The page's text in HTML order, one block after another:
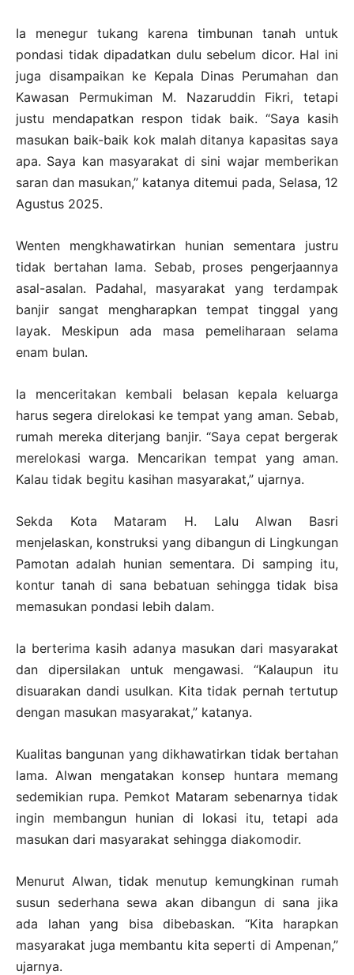
Ia menegur tukang karena timbunan tanah untuk
pondasi tidak dipadatkan dulu sebelum dicor. Hal ini
juga disampaikan ke Kepala Dinas Perumahan dan
Kawasan Permukiman M. Nazaruddin Fikri, tetapi
justu mendapatkan respon tidak baik. “Saya kasih
masukan baik-baik kok malah ditanya kapasitas saya
apa. Saya kan masyarakat di sini wajar memberikan
saran dan masukan,” katanya ditemui pada, Selasa, 12
Agustus 2025.
Wenten mengkhawatirkan hunian sementara justru
tidak bertahan lama. Sebab, proses pengerjaannya
asal-asalan. Padahal, masyarakat yang terdampak
banjir sangat mengharapkan tempat tinggal yang
layak. Meskipun ada masa pemeliharaan selama
enam bulan.
Ia menceritakan kembali belasan kepala keluarga
harus segera direlokasi ke tempat yang aman. Sebab,
rumah mereka diterjang banjir. “Saya cepat bergerak
merelokasi warga. Mencarikan tempat yang aman.
Kalau tidak begitu kasihan masyarakat,” ujarnya.
Sekda Kota Mataram H. Lalu Alwan Basri
menjelaskan, konstruksi yang dibangun di Lingkungan
Pamotan adalah hunian sementara. Di samping itu,
kontur tanah di sana bebatuan sehingga tidak bisa
memasukan pondasi lebih dalam.
Ia berterima kasih adanya masukan dari masyarakat
dan dipersilakan untuk mengawasi. “Kalaupun itu
disuarakan dandi usulkan. Kita tidak pernah tertutup
dengan masukan masyarakat,” katanya.
Kualitas bangunan yang dikhawatirkan tidak bertahan
lama. Alwan mengatakan konsep huntara memang
sedemikian rupa. Pemkot Mataram sebenarnya tidak
ingin membangun hunian di lokasi itu, tetapi ada
masukan dari masyarakat sehingga diakomodir.
Menurut Alwan, tidak menutup kemungkinan rumah
susun sederhana sewa akan dibangun di sana jika
ada lahan yang bisa dibebaskan. “Kita harapkan
masyarakat juga membantu kita seperti di Ampenan,”
ujarnya.